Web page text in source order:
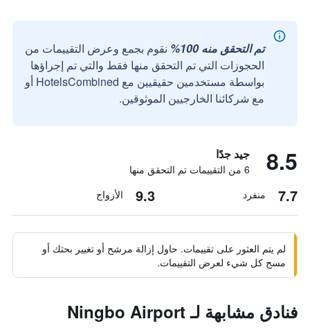
تم التحقق منه 100%
نقوم بجمع وعرض التقييمات من
الحجوزات التي تم التحقق منها فقط والتي تم إجراؤها
بواسطة مستخدمين حقيقيين مع HotelsCombined أو
مع شركائنا الخارجيين الموثوقين.
8.5 جيد جدًا
6 من التقييمات تم التحقق منها
7.7 منفرد 9.3 الأزواج
لم يتم العثور على تقييمات. حاول إزالة مرشح أو تغيير بحثك أو
مسح كل شيء لعرض التقييمات.
فنادق مشابهة لـ Ningbo Airport